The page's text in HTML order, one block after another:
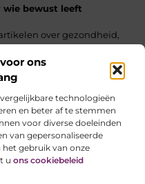
ons
technologieën
en beter af te stemmen
voor diverse doeleinden
van gepersonaliseerde
gebruik van onze
u ons cookiebeleid
wie bewust leeft
over gezondheid,
leven.